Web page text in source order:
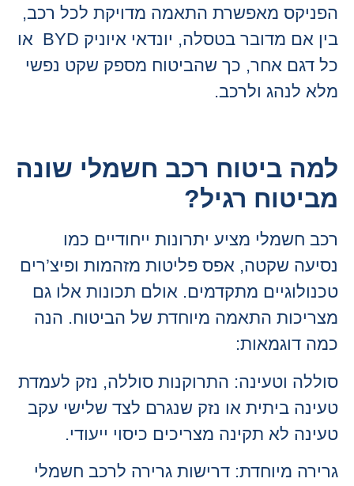
הפניקס מאפשרת התאמה מדויקת לכל רכב,
בין אם מדובר בטסלה, יונדאי איוניק BYD או
כל דגם אחר, כך שהביטוח מספק שקט נפשי
מלא לנהג ולרכב.
למה ביטוח רכב חשמלי שונה
מביטוח רגיל?
רכב חשמלי מציע יתרונות ייחודיים כמו
נסיעה שקטה, אפס פליטות מזהמות ופיצ’רים
טכנולוגיים מתקדמים. אולם תכונות אלו גם
מצריכות התאמה מיוחדת של הביטוח. הנה
כמה דוגמאות:
סוללה וטעינה: התרוקנות סוללה, נזק לעמדת
טעינה ביתית או נזק שנגרם לצד שלישי עקב
טעינה לא תקינה מצריכים כיסוי ייעודי.
גרירה מיוחדת: דרישות גרירה לרכב חשמלי